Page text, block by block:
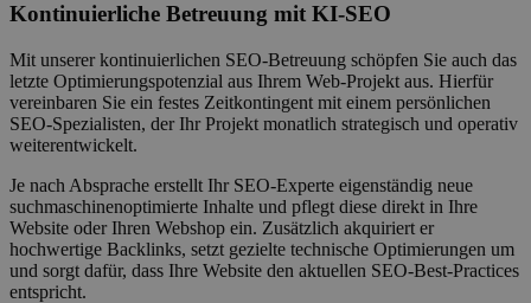
Kontinuierliche Betreuung mit KI-SEO
Mit unserer kontinuierlichen SEO-Betreuung schöpfen Sie auch das
letzte Optimierungspotenzial aus Ihrem Web-Projekt aus. Hierfür
vereinbaren Sie ein festes Zeitkontingent mit einem persönlichen
SEO-Spezialisten, der Ihr Projekt monatlich strategisch und operativ
weiterentwickelt.
Je nach Absprache erstellt Ihr SEO-Experte eigenständig neue
suchmaschinenoptimierte Inhalte und pflegt diese direkt in Ihre
Website oder Ihren Webshop ein. Zusätzlich akquiriert er
hochwertige Backlinks, setzt gezielte technische Optimierungen um
und sorgt dafür, dass Ihre Website den aktuellen SEO-Best-Practices
entspricht.